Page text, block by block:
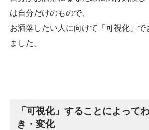
は自分だけのもので、
お洒落したい人に向けて「可視化」で
ました。
「可視化」することによって
き・変化